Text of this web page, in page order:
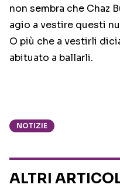
non sembra che Chaz
agio a vestire questi
O più che a vestirli
abituato a ballarli.
NOTIZIE
ALTRI